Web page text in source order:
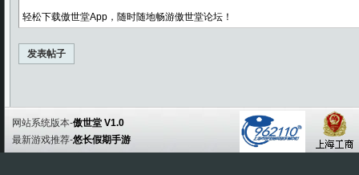
轻松下载傲世堂App，随时随地畅游傲世堂论坛！
发表帖子
网站系统版本-傲世堂 V1.0
最新游戏推荐-悠长假期手游